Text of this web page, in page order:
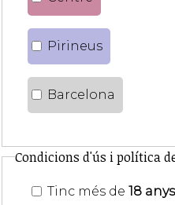
Pirineus
Barcelona
Condicions d'ús i política
Tinc més de 18 anys